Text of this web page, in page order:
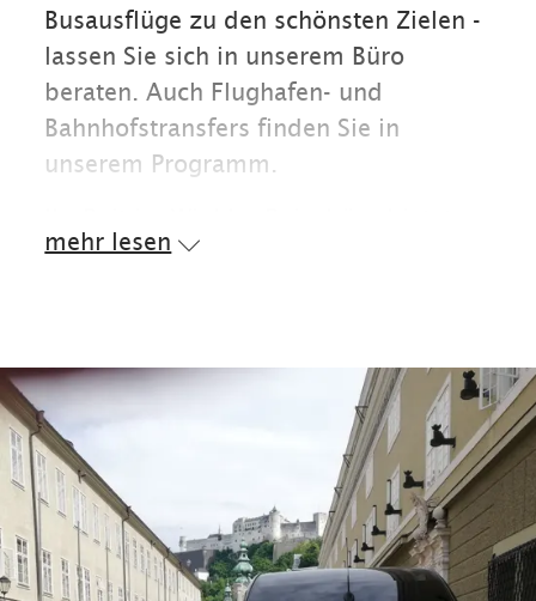
Busausflüge zu den schönsten Zielen -
lassen Sie sich in unserem Büro
beraten. Auch Flughafen- und
Bahnhofstransfers finden Sie in
unserem Programm.
Ihnen:
Flughafenfahrten
Organisation von
Ferienaufenthalten
Außerdem buchen wir für Sie:
mehr lesen